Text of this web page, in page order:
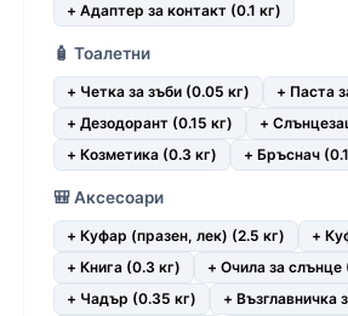
+ Адаптер за контакт (0.1 кг)
🧴 Тоалетни
+ Четка за зъби (0.05 кг) + Паста
+ Дезодорант (0.15 кг)
+
+ Козметика (0.3 кг)
+ Бръснач
🎒 Аксесоари
+ Куфар (празен, лек) (2.5 кг) +
+ Книга (0.3 кг)
+ Очила за слънце
+ Чадър (0.35 кг)
+ Възглавничка